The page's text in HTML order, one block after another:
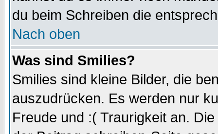
du beim Schreiben die
Nach oben
Was sind Smilies?
Smilies sind kleine Bilder, die
auszudrücken. Es werden nur
Freude und :( Traurigkeit an.